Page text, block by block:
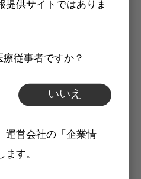
提供サイトではありま
従事者ですか？
いいえ
運営会社の「企業情
す。
ト
閲覧可能